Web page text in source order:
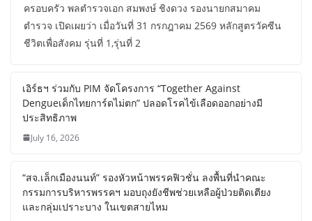
ครอบครัว พลตำรวจเอก สมพงษ์ ชิงดวง รองนายกสมาคม
ตำรวจ เปิดเผยว่า เมื่อวันที่ 31 กรกฎาคม 2569 หลักสูตรวัคซีน
ชีวิตเพื่อสังคม รุ่นที่ 1,รุ่นที่ 2
เอิร์ธฯ ร่วมกับ PIM จัดโครงการ “Together Against
Dengueเด็กไทยการ์ดไม่ตก” ปลอดโรคไข้เลือดออกอย่างมี
ประสิทธิภาพ
July 16, 2026
“สจ.เล็กเมืองนนท์” รองหัวหน้าพรรคฟิวชั่น ลงพื้นที่นำคณะ
กรรมการบริหารพรรคฯ มอบถุงยังชีพช่วยเหลือผู้ป่วยติดเตียง
และกลุ่มเปราะบาง ในเขตสายไหม